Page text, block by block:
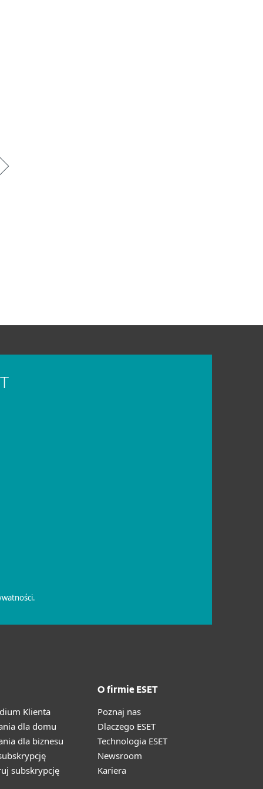
Klienta
dla domu
dla biznesu
subskrypcję
O firmie ESET
Poznaj nas
Dlaczego ESET
Technologia ESET
Newsroom
Kariera